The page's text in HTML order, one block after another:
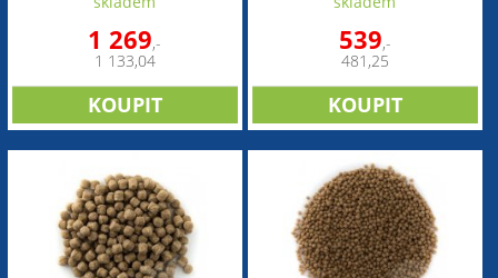
1 269,-
1 133,04
539,-
481,25